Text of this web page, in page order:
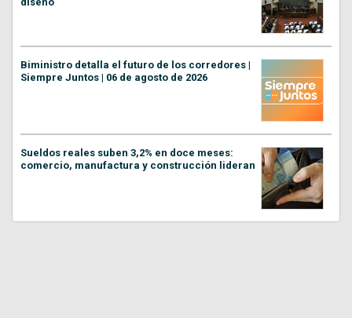
Biministro detalla el futuro de los corredores |
Siempre Juntos | 06 de agosto de 2026
Sueldos reales suben 3,2% en doce meses:
comercio, manufactura y construcción lideran